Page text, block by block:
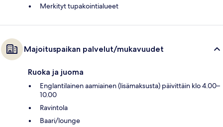
Merkityt tupakointialueet
Majoituspaikan palvelut/mukavuudet
Ruoka ja juoma
Englantilainen aamiainen (lisämaksusta) päivittäin klo 4.00–
10.00
Ravintola
Baari/lounge